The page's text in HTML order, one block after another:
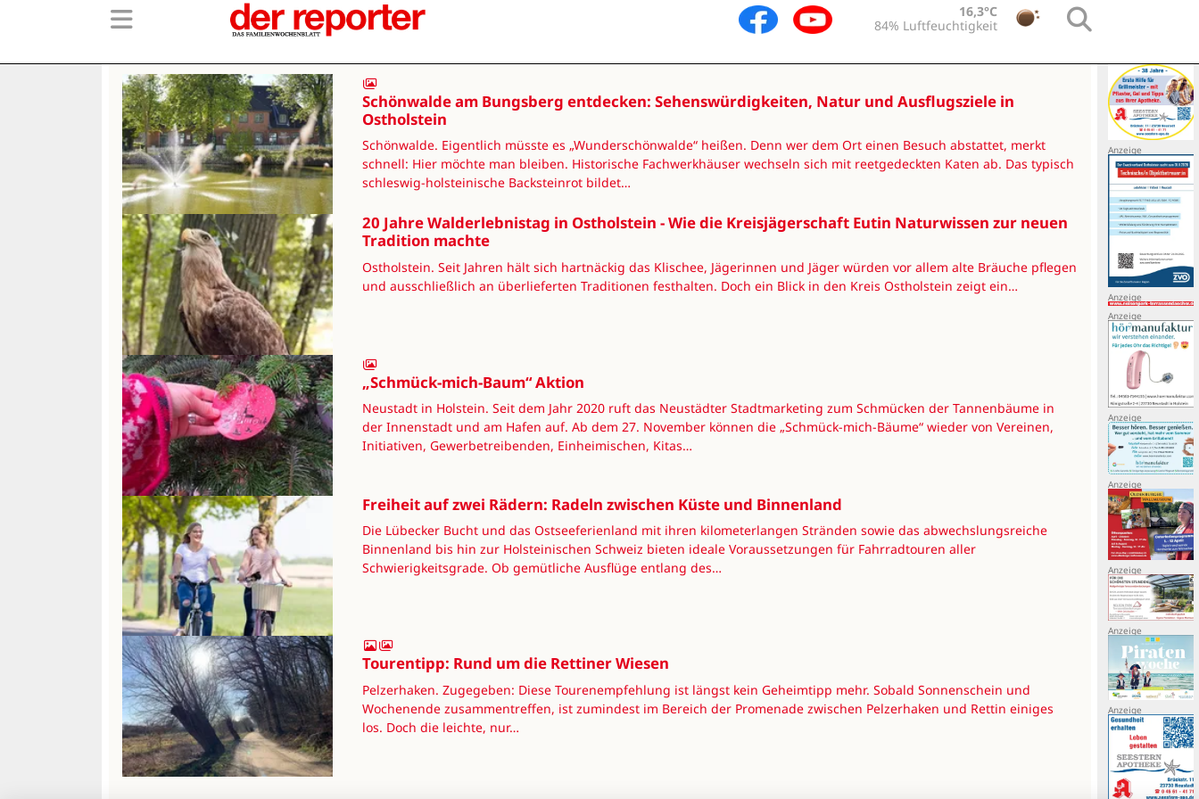
16,3°C
84% Luftfeuchtigkeit
Schönwalde am Bungsberg entdecken: Sehenswürdigkeiten, Natur und Ausflugsziele in
Ostholstein
Schönwalde. Eigentlich müsste es „Wunderschönwalde“ heißen. Denn wer dem Ort einen Besuch abstattet, merkt
schnell: Hier möchte man bleiben. Historische Fachwerkhäuser wechseln sich mit reetgedeckten Katen ab. Das typisch
schleswig-holsteinische Backsteinrot bildet…
20 Jahre Walderlebnistag in Ostholstein - Wie die Kreisjägerschaft Eutin Naturwissen zur neuen
Tradition machte
Ostholstein. Seit Jahren hält sich hartnäckig das Klischee, Jägerinnen und Jäger würden vor allem alte Bräuche pflegen
und ausschließlich an überlieferten Traditionen festhalten. Doch ein Blick in den Kreis Ostholstein zeigt ein…
„Schmück-mich-Baum“ Aktion
Neustadt in Holstein. Seit dem Jahr 2020 ruft das Neustädter Stadtmarketing zum Schmücken der Tannenbäume in
der Innenstadt und am Hafen auf. Ab dem 27. November können die „Schmück-mich-Bäume“ wieder von Vereinen,
Initiativen, Gewerbetreibenden, Einheimischen, Kitas…
Freiheit auf zwei Rädern: Radeln zwischen Küste und Binnenland
Die Lübecker Bucht und das Ostseeferienland mit ihren kilometerlangen Stränden sowie das abwechslungsreiche
Binnenland bis hin zur Holsteinischen Schweiz bieten ideale Voraussetzungen für Fahrradtouren aller
Schwierigkeitsgrade. Ob gemütliche Ausflüge entlang des…
Tourentipp: Rund um die Rettiner Wiesen
Pelzerhaken. Zugegeben: Diese Tourenempfehlung ist längst kein Geheimtipp mehr. Sobald Sonnenschein und
Wochenende zusammentreffen, ist zumindest im Bereich der Promenade zwischen Pelzerhaken und Rettin einiges
los. Doch die leichte, nur…